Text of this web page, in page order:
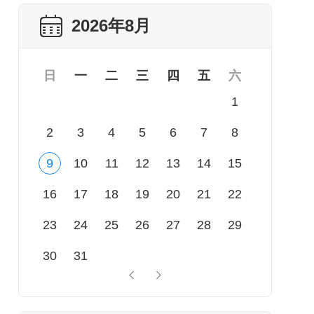
2026年8月
日 一 二 三 四 五
六
1
2 3 4 5 6 7 8
9 10 11 12 13 14 15
16 17 18 19 20 21 22
23 24 25 26 27 28 29
30 31